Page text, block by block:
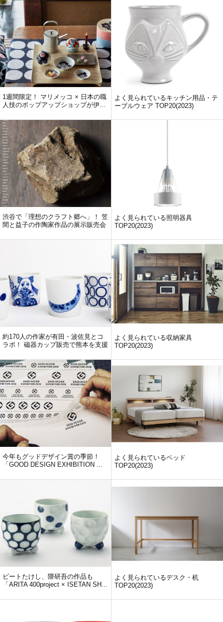
1週間限定！ マリメッコ × 日本の職
人技のポップアップショップが伊...
渋谷で「理想のクラフト郷へ」！ 笠
間と益子の作陶家作品の展示販売会
約170人の作家が有田・波佐見とコ
ラボ！ 磁器カップ販売で熊本を支援
今年もグッドデザイン賞の季節！
「GOOD DESIGN EXHIBITION ...
ビートたけし、隈研吾の作品も
「ARITA 400project × ISETAN SH...
よく見られているキッチン用品・テ
ーブルウェア TOP20(2023)
よく見られている照明器具
TOP20(2023)
よく見られている収納家具
TOP20(2023)
よく見られているベッド
TOP20(2023)
よく見られているデスク・机
TOP20(2023)